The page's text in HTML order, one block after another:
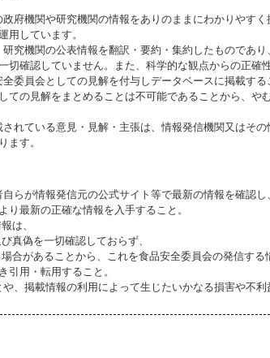
府機関や研究機関の情報をありのままにわかりやす
用しています。
究機関の公表情報を翻訳・要約・集約したものであ
切確認していません。また、科学的な観点からの正確
委員会としての見解を付与しデータベースに掲載す
ての見解をまとめることは不可能であることから、や
れている意見・見解・主張は、情報発信機関又はその
ます。
らが情報発信元の公式サイト等で最新の情報を確認
最新の正確な情報を入手すること。
は、
偽を一切確認しておらず、
があることから、これを食品安全委員会の発信する
引用・転用すること。
、掲載情報の利用によって生じたいかなる損害や不